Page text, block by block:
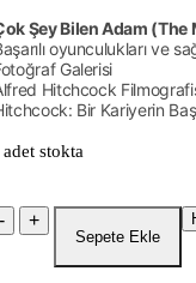
Şey Bilen Adam
oyunculukları ve
Galerisi
Hitchcock
Bir Kariyerin
adet stokta
Hitchcock
KoleksiyonuSepete Ekle